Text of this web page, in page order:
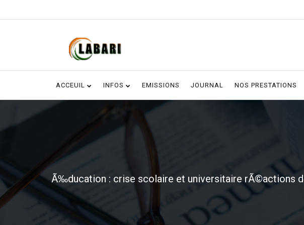
ACCEUIL INFOS EMISSIONS JOURNAL NOS PRESTATIONS
Ã‰ducation : crise scolaire et universitaire rÃ©actions